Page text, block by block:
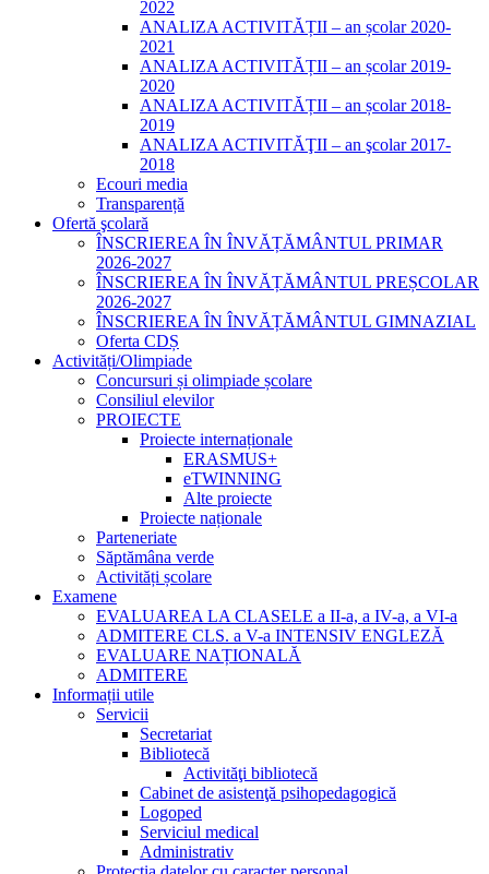
2022
ANALIZA ACTIVITĂȚII – an școlar 2020-
2021
ANALIZA ACTIVITĂȚII – an școlar 2019-
2020
ANALIZA ACTIVITĂȚII – an școlar 2018-
2019
ANALIZA ACTIVITĂŢII – an şcolar 2017-
2018
Ecouri media
Transparență
Ofertă şcolară
ÎNSCRIEREA ÎN ÎNVĂȚĂMÂNTUL PRIMAR
2026-2027
ÎNSCRIEREA ÎN ÎNVĂȚĂMÂNTUL PREȘCOLAR
2026-2027
ÎNSCRIEREA ÎN ÎNVĂȚĂMÂNTUL GIMNAZIAL
Oferta CDȘ
Activități/Olimpiade
Concursuri și olimpiade școlare
Consiliul elevilor
PROIECTE
Proiecte internaționale
ERASMUS+
eTWINNING
Alte proiecte
Proiecte naționale
Parteneriate
Săptămâna verde
Activități școlare
Examene
EVALUAREA LA CLASELE a II-a, a IV-a, a VI-a
ADMITERE CLS. a V-a INTENSIV ENGLEZĂ
EVALUARE NAȚIONALĂ
ADMITERE
Informații utile
Servicii
Secretariat
Bibliotecă
Activităţi bibliotecă
Cabinet de asistenţă psihopedagogică
Logoped
Serviciul medical
Administrativ